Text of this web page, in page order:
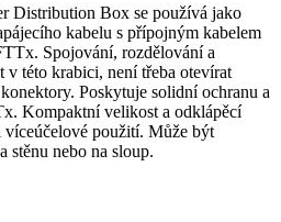
Distribution Box se používá jako
kabelu s přípojným kabelem
Spojování, rozdělování a
v této krabici, není třeba otevírat
Poskytuje solidní ochranu a
Kompaktní velikost a odklápěcí
použití. Může být
stěnu nebo na sloup.